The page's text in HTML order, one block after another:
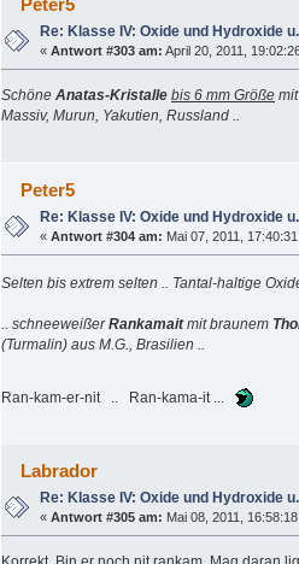
Re: Klasse IV: Oxide und Hydroxide
«Antwort #303 am: April 20, 2011,
Schöne Anatas-Kristalle bis 6 mm Größe
Massiv, Murun, Yakutien, Russland ..
Peter5
Re: Klasse IV: Oxide und Hydroxide
«Antwort #304 am: Mai 07, 2011,
Selten bis extrem selten .. Tantal-haltige
.. schneeweißerRankamaitmit braunem
(Turmalin) aus M.G., Brasilien ..
Ran-kam-er-nit .. Ran-kama-it ...
Labrador
Re: Klasse IV: Oxide und Hydroxide
«Antwort #305 am: Mai 08, 2011,